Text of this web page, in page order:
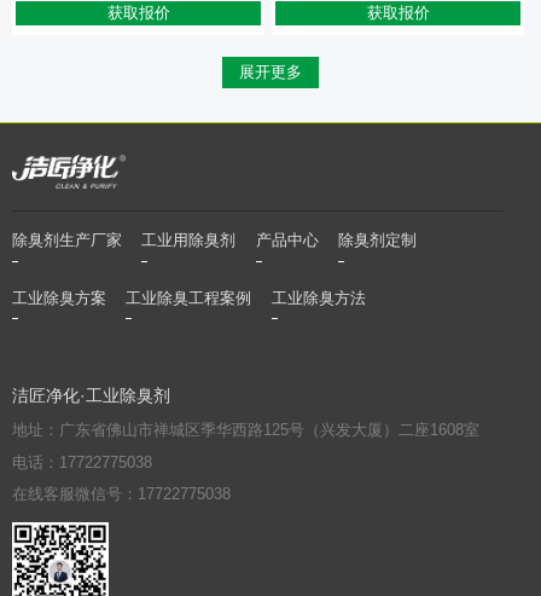
获取报价
获取报价
展开更多
除臭剂生产厂家 工业用除臭剂 产品中心 除臭剂定制
工业除臭方案 工业除臭工程案例 工业除臭方法
洁匠净化·工业除臭剂
地址：广东省佛山市禅城区季华西路125号（兴发大厦）二座1608室
电话：17722775038
在线客服微信号：17722775038